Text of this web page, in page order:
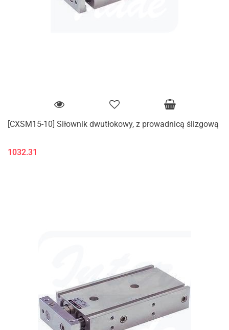
[CXSM15-10] Siłownik dwutłokowy, z prowadnicą ślizgową
1032.31